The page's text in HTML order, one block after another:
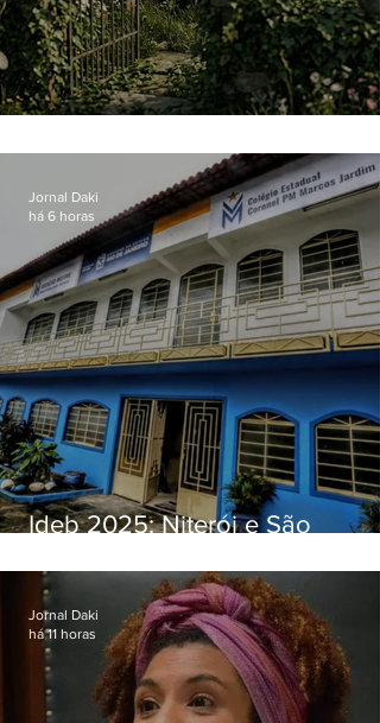
Ideb 2025: Niterói e São
distintos no ensino médio; veja
Jornal Daki
há 6 horas
Jornal Daki
há 11 horas